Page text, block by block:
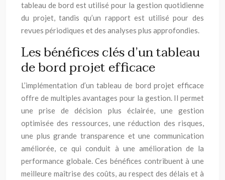
tableau de bord est utilisé pour la gestion quotidienne
du projet, tandis qu’un rapport est utilisé pour des
revues périodiques et des analyses plus approfondies.
Les bénéfices clés d’un tableau
de bord projet efficace
L’implémentation d’un tableau de bord projet efficace
offre de multiples avantages pour la gestion. Il permet
une prise de décision plus éclairée, une gestion
optimisée des ressources, une réduction des risques,
une plus grande transparence et une communication
améliorée, ce qui conduit à une amélioration de la
performance globale. Ces bénéfices contribuent à une
meilleure maîtrise des coûts, au respect des délais et à